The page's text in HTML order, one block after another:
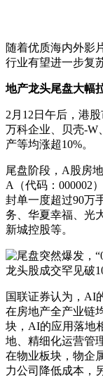
随着优质海内外影
行业有望进一步复
地产龙头尾盘大幅
2月12日午后，港
万科企业、贝壳-W
产等均涨超10%。
尾盘阶段，A股房
A（代码：000002
封单一度超过90万
务、华夏幸福、光
新城控股等。
国联证券认为，AI
在房地产全产业链
块，AI的应用落地
地、精细化运营管
在物业板块，物企
力公司降低成本，